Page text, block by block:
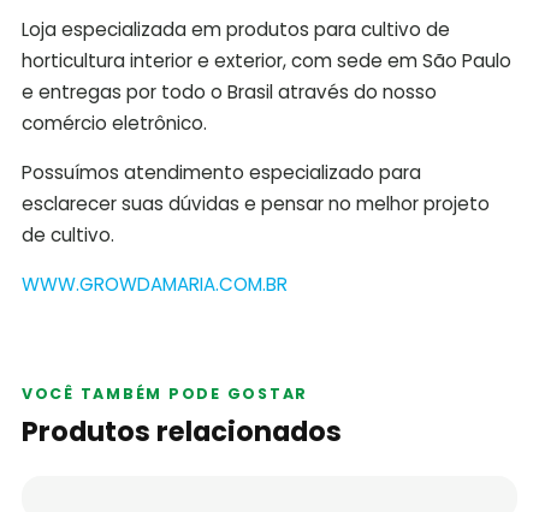
Loja especializada em produtos para cultivo de
horticultura interior e exterior, com sede em São Paulo
e entregas por todo o Brasil através do nosso
comércio eletrônico.
Possuímos atendimento especializado para
esclarecer suas dúvidas e pensar no melhor projeto
de cultivo.
WWW.GROWDAMARIA.COM.BR
VOCÊ TAMBÉM PODE GOSTAR
Produtos relacionados